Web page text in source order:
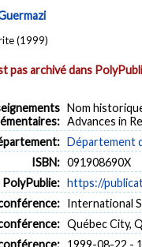
(1999)
pas archivé dans
Nom
Advances in
Département
ISBN: 091908690X
PolyPublie: https://
International
Québec City,